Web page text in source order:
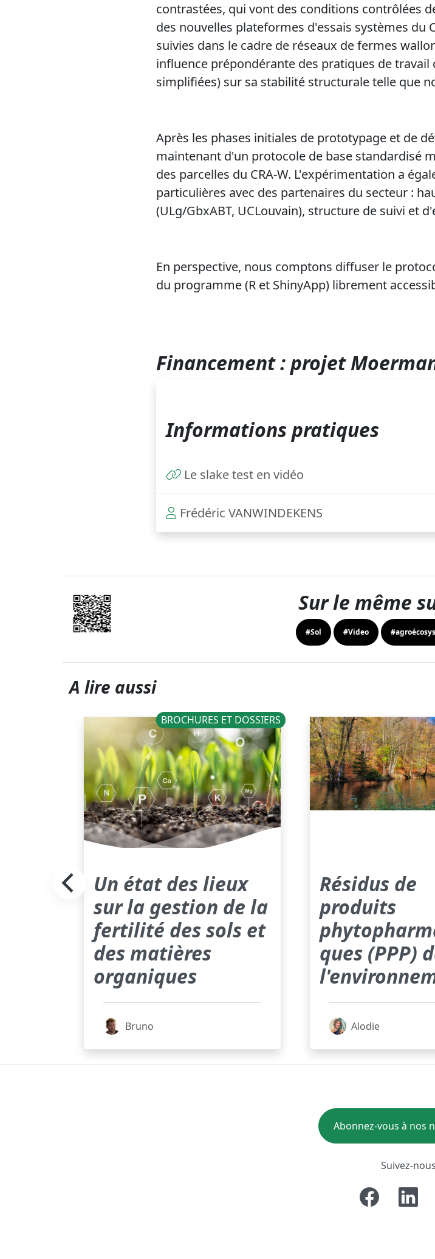
contrastées, qui vont des conditions contrôlées
des nouvelles plateformes d'essais systèmes du
suivies dans le cadre de réseaux de fermes
influence prépondérante des pratiques de
simplifiées) sur sa stabilité structurale telle que
Après les phases initiales de prototypage et de
maintenant d'un protocole de base standardisé
des parcelles du CRA-W. L'expérimentation a
particulières avec des partenaires du secteur :
(ULg/GbxABT, UCLouvain), structure de suivi et
En perspective, nous comptons diffuser le
du programme (R et ShinyApp) librement
Financement : projet
Informations pratiques
Le slake test en vidéo
Frédéric VANWINDEKENS
Sur le même
#Sol #Video
A lire aussi
BROCHURES ET DOSSIERS
Un état des lieux
sur la gestion de la
fertilité des sols et
des matières
organiques
Bruno
Résidus de
produits
ques (PPP)
Alodie
Abonnez-vous à nos
Suivez-nous